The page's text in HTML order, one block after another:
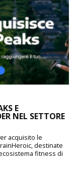
E
NEL SETTORE
acquisito le
destinate
fitness di